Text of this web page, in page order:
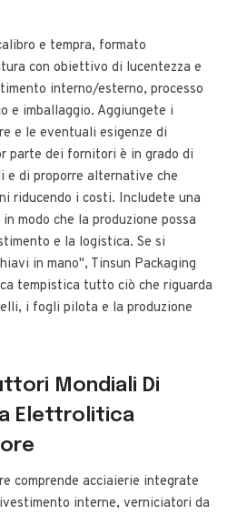
e tempra, formato
con obiettivo di lucentezza e
interno/esterno, processo
e imballaggio. Aggiungete i
e le eventuali esigenze di
parte dei fornitori è in grado di
e di proporre alternative che
riducendo i costi. Includete una
modo che la produzione possa
e la logistica. Se si
in mano", Tinsun Packaging
tempistica tutto ciò che riguarda
i fogli pilota e la produzione
Mondiali Di
Elettrolitica
comprende acciaierie integrate
interne, verniciatori da